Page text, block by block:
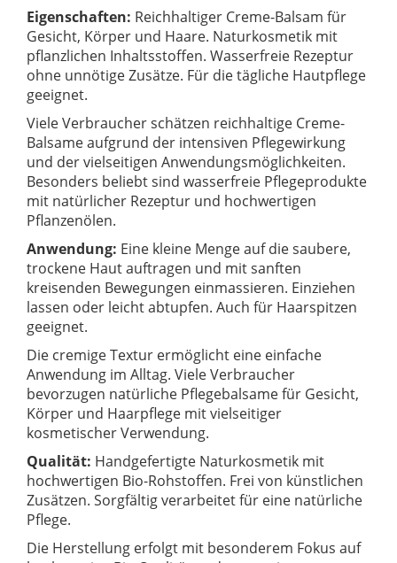
Eigenschaften: Reichhaltiger Creme-Balsam für
Gesicht, Körper und Haare. Naturkosmetik mit
pflanzlichen Inhaltsstoffen. Wasserfreie Rezeptur
ohne unnötige Zusätze. Für die tägliche Hautpflege
geeignet.
Viele Verbraucher schätzen reichhaltige Creme-
Balsame aufgrund der intensiven Pflegewirkung
und der vielseitigen Anwendungsmöglichkeiten.
Besonders beliebt sind wasserfreie Pflegeprodukte
mit natürlicher Rezeptur und hochwertigen
Pflanzenölen.
Anwendung: Eine kleine Menge auf die saubere,
trockene Haut auftragen und mit sanften
kreisenden Bewegungen einmassieren. Einziehen
lassen oder leicht abtupfen. Auch für Haarspitzen
geeignet.
Die cremige Textur ermöglicht eine einfache
Anwendung im Alltag. Viele Verbraucher
bevorzugen natürliche Pflegebalsame für Gesicht,
Körper und Haarpflege mit vielseitiger
kosmetischer Verwendung.
Qualität: Handgefertigte Naturkosmetik mit
hochwertigen Bio-Rohstoffen. Frei von künstlichen
Zusätzen. Sorgfältig verarbeitet für eine natürliche
Pflege.
Die Herstellung erfolgt mit besonderem Fokus auf